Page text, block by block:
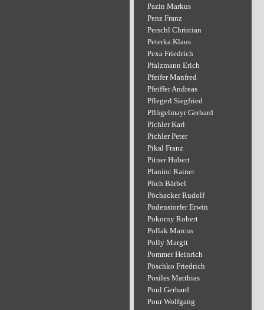
Pazin Markus
Penz Franz
Perschl Christian
Peterka Klaus
Pexa Friedrich
Pfalzmann Erich
Pfeifer Manfred
Pfeiffer Andreas
Pflegerl Siegfried
Pflügelmayr Gerhard
Pichler Karl
Pichler Peter
Pikal Franz
Pitner Hubert
Planinc Rainer
Pöch Bärbel
Pöchacker Rudolf
Podenstorfer Erwin
Pokorny Robert
Pollak Marcus
Polly Margit
Pommer Heinrich
Pöschko Friedrich
Posiles Matthias
Poul Gerhard
Pour Wolfgang